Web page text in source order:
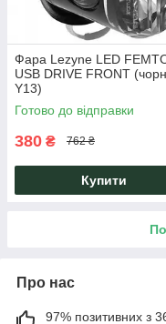
Фара Lezyne LED
USB DRIVE FRONT
Y13)
Готово до відправки
380 ₴ 762 ₴
Купити
Про нас
97% позитивних з 36